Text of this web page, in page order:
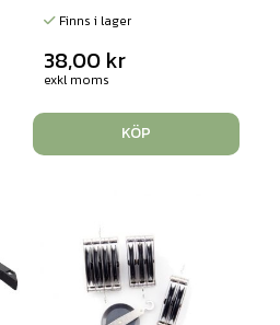
Finns i lager
38,00 kr
exkl moms
KÖP